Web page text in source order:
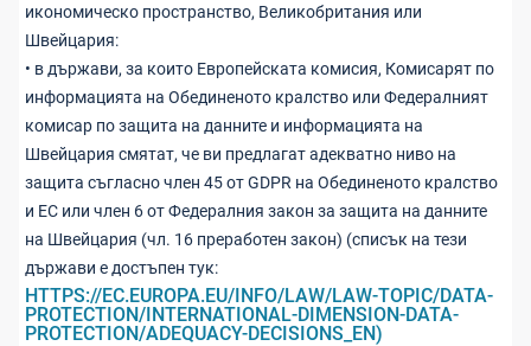
икономическо пространство, Великобритания или
Швейцария:
• в държави, за които Европейската комисия, Комисарят по
информацията на Обединеното кралство или Федералният
комисар по защита на данните и информацията на
Швейцария смятат, че ви предлагат адекватно ниво на
защита съгласно член 45 от GDPR на Обединеното кралство
и ЕС или член 6 от Федералния закон за защита на данните
на Швейцария (чл. 16 преработен закон) (списък на тези
държави е достъпен тук:
HTTPS://EC.EUROPA.EU/INFO/LAW/LAW-TOPIC/DATA-
PROTECTION/INTERNATIONAL-DIMENSION-DATA-
PROTECTION/ADEQUACY-DECISIONS_EN)